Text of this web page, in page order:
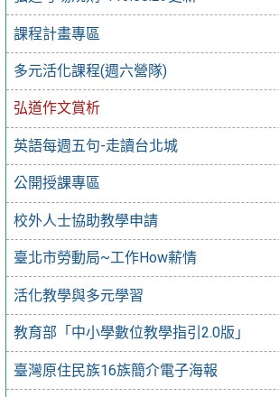
課程計畫專區
多元活化課程(週六營隊)
弘道作文賞析
英語每週五句-走讀台北城
公開授課專區
校外人士協助教學申請
臺北市勞動局~工作How薪情
活化教學與多元學習
教育部「中小學數位教學指引2.0版」
臺灣原住民族16族簡介電子海報